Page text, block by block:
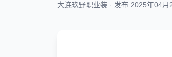
大连玖野职业装 · 发布 2025年04月